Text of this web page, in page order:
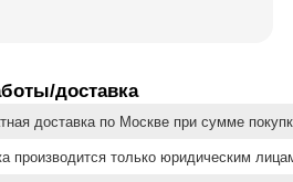
доставка
доставка по Москве при сумме
производится только юридическим